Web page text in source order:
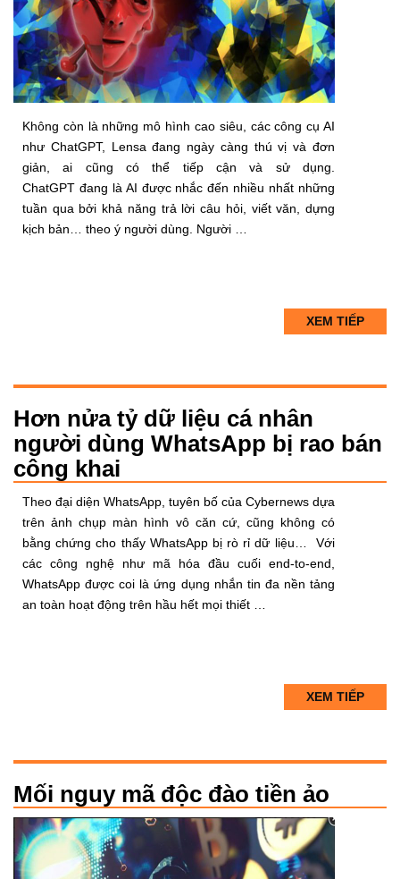
Không còn là những mô hình cao siêu, các công cụ AI
như ChatGPT, Lensa đang ngày càng thú vị và đơn
giản, ai cũng có thể tiếp cận và sử dụng.
ChatGPT đang là AI được nhắc đến nhiều nhất những
tuần qua bởi khả năng trả lời câu hỏi, viết văn, dựng
kịch bản… theo ý người dùng. Người …
XEM TIẾP
Hơn nửa tỷ dữ liệu cá nhân
người dùng WhatsApp bị rao bán
công khai
Theo đại diện WhatsApp, tuyên bố của Cybernews dựa
trên ảnh chụp màn hình vô căn cứ, cũng không có
bằng chứng cho thấy WhatsApp bị rò rỉ dữ liệu… Với
các công nghệ như mã hóa đầu cuối end-to-end,
WhatsApp được coi là ứng dụng nhắn tin đa nền tảng
an toàn hoạt động trên hầu hết mọi thiết …
XEM TIẾP
Mối nguy mã độc đào tiền ảo